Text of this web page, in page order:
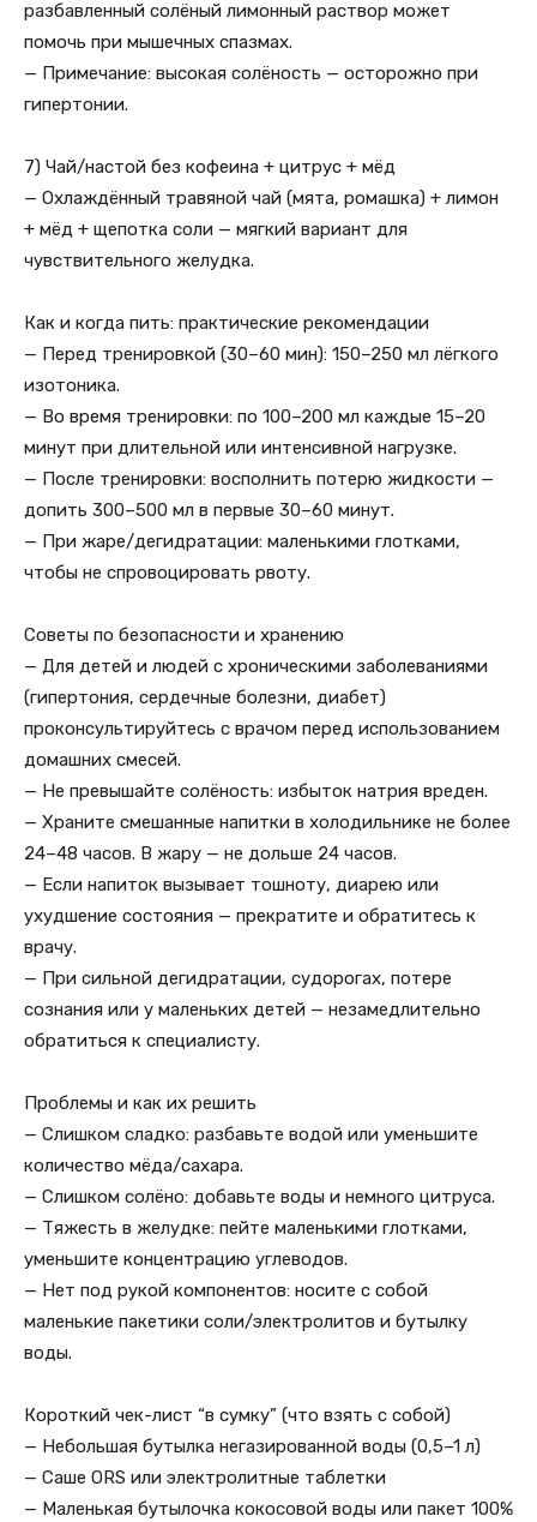
разбавленный солёный лимонный раствор может
помочь при мышечных спазмах.
— Примечание: высокая солёность — осторожно при
гипертонии.
7) Чай/настой без кофеина + цитрус + мёд
— Охлаждённый травяной чай (мята, ромашка) + лимон
+ мёд + щепотка соли — мягкий вариант для
чувствительного желудка.
Как и когда пить: практические рекомендации
— Перед тренировкой (30–60 мин): 150–250 мл лёгкого
изотоника.
— Во время тренировки: по 100–200 мл каждые 15–20
минут при длительной или интенсивной нагрузке.
— После тренировки: восполнить потерю жидкости —
допить 300–500 мл в первые 30–60 минут.
— При жаре/дегидратации: маленькими глотками,
чтобы не спровоцировать рвоту.
Советы по безопасности и хранению
— Для детей и людей с хроническими заболеваниями
(гипертония, сердечные болезни, диабет)
проконсультируйтесь с врачом перед использованием
домашних смесей.
— Не превышайте солёность: избыток натрия вреден.
— Храните смешанные напитки в холодильнике не более
24–48 часов. В жару — не дольше 24 часов.
— Если напиток вызывает тошноту, диарею или
ухудшение состояния — прекратите и обратитесь к
врачу.
— При сильной дегидратации, судорогах, потере
сознания или у маленьких детей — незамедлительно
обратиться к специалисту.
Проблемы и как их решить
— Слишком сладко: разбавьте водой или уменьшите
количество мёда/сахара.
— Слишком солёно: добавьте воды и немного цитруса.
— Тяжесть в желудке: пейте маленькими глотками,
уменьшите концентрацию углеводов.
— Нет под рукой компонентов: носите с собой
маленькие пакетики соли/электролитов и бутылку
воды.
Короткий чек-лист “в сумку” (что взять с собой)
— Небольшая бутылка негазированной воды (0,5–1 л)
— Саше ORS или электролитные таблетки
— Маленькая бутылочка кокосовой воды или пакет 100%